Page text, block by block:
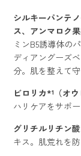
シルキーパンテ
ス、アンマロク
ミンB5誘導体の
ディアングーズ
分。肌を整えて守
ビロリカ*¹（オウ
ハリケアをサポー
グリチルリチン
キス。肌荒れを